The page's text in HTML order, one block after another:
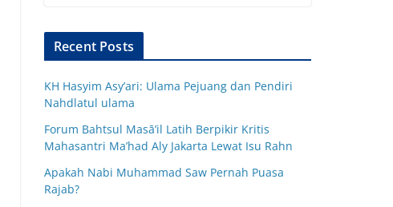
Recent Posts
KH Hasyim Asy’ari: Ulama Pejuang dan Pendiri
Nahdlatul ulama
Forum Bahtsul Masā’il Latih Berpikir Kritis
Mahasantri Ma’had Aly Jakarta Lewat Isu Rahn
Apakah Nabi Muhammad Saw Pernah Puasa
Rajab?